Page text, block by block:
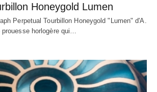
Honeygold Lumen
Perpetual Tourbillon Honeygold "Lumen" d'A.
horlogère qui…